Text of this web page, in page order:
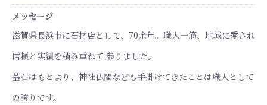
メッセージ
滋賀県長浜市に石材店として、70余年。職人一筋、地域に愛され
信頼と実績を積み重ねて 参りました。
墓石はもとより、神社仏閣なども手掛けてきたことは職人として
の誇りです。